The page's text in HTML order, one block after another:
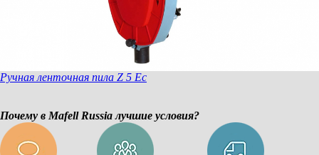
Ручная ленточная пила Z 5 Ec
Почему в Mafell Russia лучшие условия?